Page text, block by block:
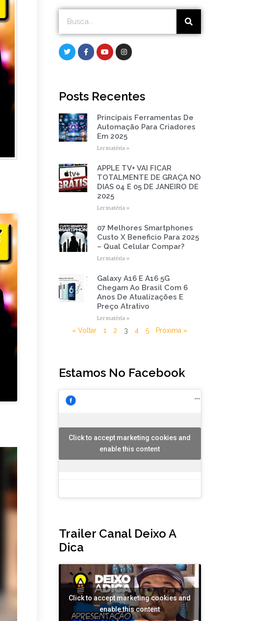
Search
T
w
i
F
a
c
k
-
Y
o
u
I
n
s
a
m
Posts Recentes
Principais Ferramentas De
Automação Para Criadores
Em 2025
Ler matéria »
APPLE TV+ VAI FICAR
TOTALMENTE DE GRAÇA NO
DIAS 04 E 05 DE JANEIRO DE
2025
Ler matéria »
07 Melhores Smartphones
Custo X Beneficio Para 2025
– Qual Celular Compar?
Ler matéria »
Galaxy A16 E A16 5G
Chegam Ao Brasil Com 6
Anos De Atualizações E
Preço Atrativo
Ler matéria »
« Voltar
Page
1
Page
2
Page
3
Page
4
Page
5 Próxima »
Estamos No Facebook
Click to accept marketing cookies and
enable this content
Trailer Canal Deixo A
Dica
Click to accept marketing cookies and
enable this content